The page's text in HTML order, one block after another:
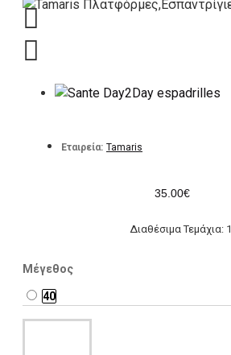
Εταιρεία: Tamaris
35.00€
Διαθέσιμα Τεμάχια: 1
Μέγεθος
40